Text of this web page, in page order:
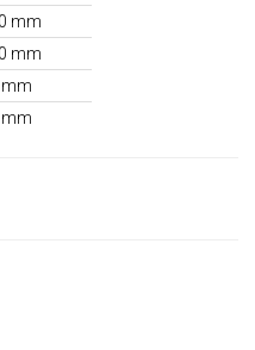
mm
mm